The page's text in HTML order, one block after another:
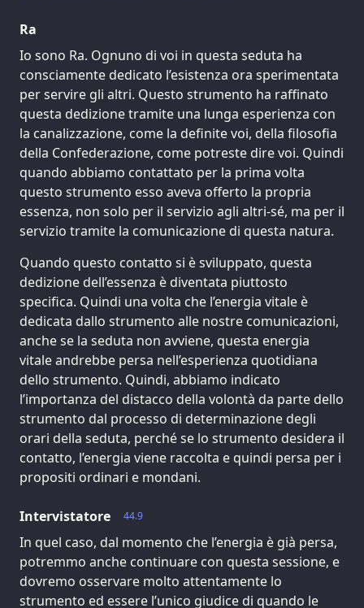
Ra
Io sono Ra. Ognuno di voi in questa seduta ha
consciamente dedicato l’esistenza ora sperimentata
per servire gli altri. Questo strumento ha raffinato
questa dedizione tramite una lunga esperienza con
la canalizzazione, come la definite voi, della filosofia
della Confederazione, come potreste dire voi. Quindi
quando abbiamo contattato per la prima volta
questo strumento esso aveva offerto la propria
essenza, non solo per il servizio agli altri-sé, ma per il
servizio tramite la comunicazione di questa natura.
Quando questo contatto si è sviluppato, questa
dedizione dell’essenza è diventata piuttosto
specifica. Quindi una volta che l’energia vitale è
dedicata dallo strumento alle nostre comunicazioni,
anche se la seduta non avviene, questa energia
vitale andrebbe persa nell’esperienza quotidiana
dello strumento. Quindi, abbiamo indicato
l’importanza del distacco della volontà da parte dello
strumento dal processo di determinazione degli
orari della seduta, perché se lo strumento desidera il
contatto, l’energia viene raccolta e quindi persa per i
propositi ordinari e mondani.
44.9
Intervistatore
In quel caso, dal momento che l’energia è già persa,
potremmo anche continuare con questa sessione, e
dovremo osservare molto attentamente lo
strumento ed essere l’unico giudice di quando le